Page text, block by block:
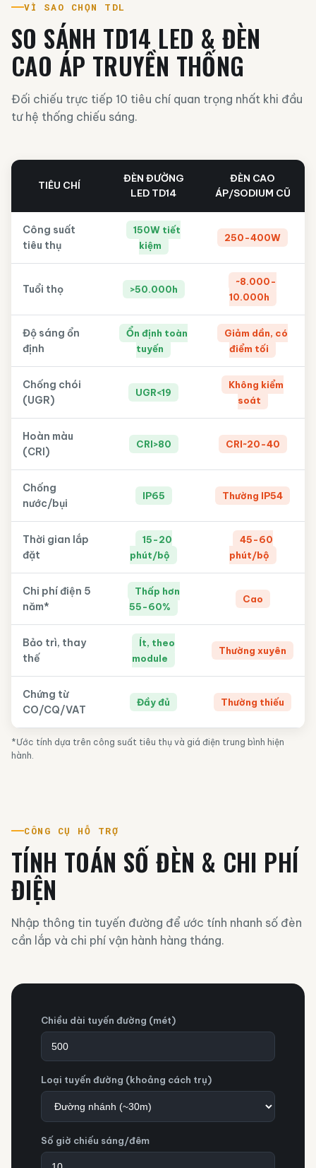
VÌ SAO CHỌN TDL
SO SÁNH TD14 LED & ĐÈN
CAO ÁP TRUYỀN THỐNG
Đối chiếu trực tiếp 10 tiêu chí quan trọng nhất khi đầu
tư hệ thống chiếu sáng.
TIÊU CHÍ
ĐÈN ĐƯỜNG
LED TD14
ĐÈN CAO
ÁP/SODIUM CŨ
Công suất
tiêu thụ
150W tiết
kiệm
250-400W
Tuổi thọ >50.000h
~8.000-
10.000h
Độ sáng ổn
định
Ổn định toàn
tuyến
Giảm dần, có
điểm tối
Chống chói
(UGR)
UGR<19
Không kiểm
soát
Hoàn màu
(CRI)
CRI>80 CRI~20-40
Chống
nước/bụi
IP65 Thường IP54
Thời gian lắp
đặt
15-20
phút/bộ
45-60
phút/bộ
Chi phí điện 5
năm*
Thấp hơn
55-60%
Cao
Bảo trì, thay
thế
Ít, theo
module
Thường xuyên
Chứng từ
CO/CQ/VAT
Đầy đủ Thường thiếu
*Ước tính dựa trên công suất tiêu thụ và giá điện trung bình hiện
hành.
CÔNG CỤ HỖ TRỢ
TÍNH TOÁN SỐ ĐÈN & CHI PHÍ
ĐIỆN
Nhập thông tin tuyến đường để ước tính nhanh số đèn
cần lắp và chi phí vận hành hàng tháng.
Chiều dài tuyến đường (mét)
Loại tuyến đường (khoảng cách trụ)
Số giờ chiếu sáng/đêm